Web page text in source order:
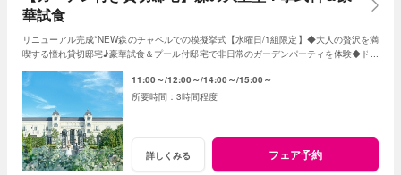
華試食
リニューアル完成*NEW森のチャペルでの模擬挙式【水曜日/1組限定】◆大人の贅沢を満
喫する憧れ貸切邸宅♪豪華試食＆プール付邸宅で非日常のガーデンパーティを体験◆ドレ
11:00～ 12:00～ 14:00～ 15:00～
3時間程度
詳しくみる フェア予約